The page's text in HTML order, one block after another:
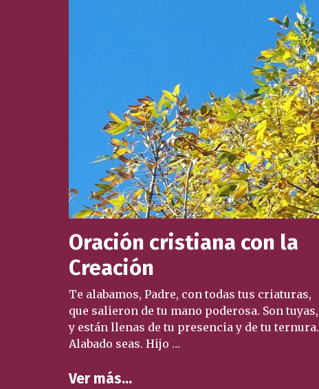
Oración cristiana con la
Creación
Te alabamos, Padre, con todas tus criaturas,
que salieron de tu mano poderosa. Son tuyas,
y están llenas de tu presencia y de tu ternura.
Alabado seas. Hijo …
Ver más…